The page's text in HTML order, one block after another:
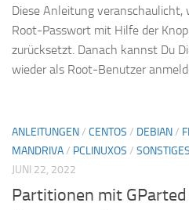
Diese Anleitung veranschaulicht,
Root-Passwort mit Hilfe der
zurücksetzt. Danach kannst Du
wieder als Root-Benutzer
ANLEITUNGEN/ CENTOS / DEBIAN/
MANDRIVA/ PCLINUXOS / SONSTIGES
JUNI 22, 2022
Partitionen mit